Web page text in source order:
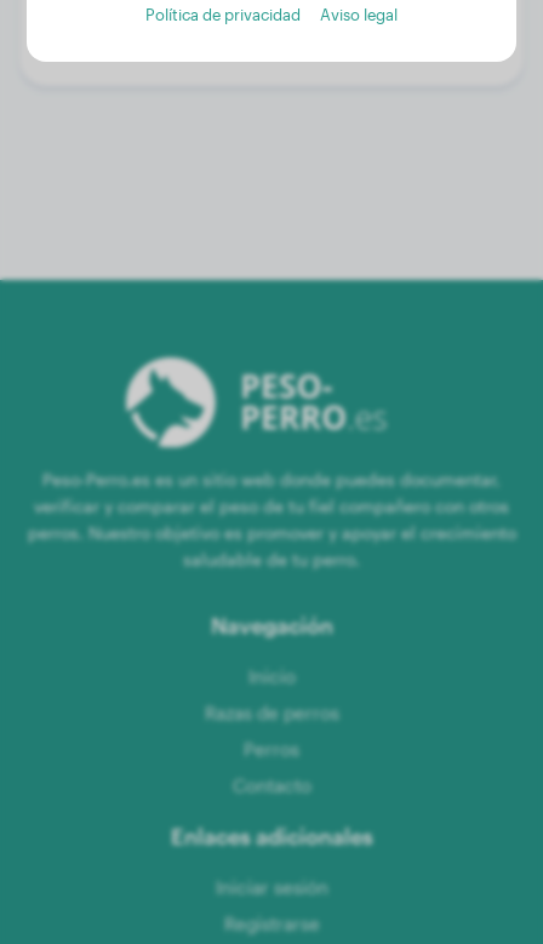
2 años, 3 meses
Peso-Perro.es es un sitio web donde puedes documentar,
verificar y comparar el peso de tu fiel compañero con otros
perros. Nuestro objetivo es promover y apoyar el crecimiento
saludable de tu perro.
Navegación
Inicio
Razas de perros
Perros
Contacto
Enlaces adicionales
Iniciar sesión
Registrarse
Política de privacidad Aviso legal